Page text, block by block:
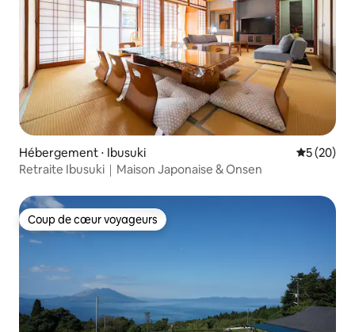
Hébergement ⋅ Ibusuki
5 (20)
Retraite Ibusuki｜Maison Japonaise & Onsen
Coup de cœur voyageurs
Coup de cœur voyageurs